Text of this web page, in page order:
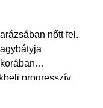
nőtt fel.
progresszív
néhány